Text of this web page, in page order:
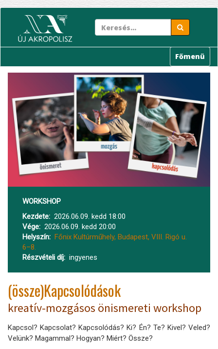
tartalomra
Főmenü
WORKSHOP
Kezdete
2026.06.09. kedd 18:00
Vége
2026.06.09. kedd 20:00
Helyszín
Főnix Kultúrműhely, Budapest, VIII. Rigó u.
6–8.
Részvételi díj
ingyenes
(össze)Kapcsolódások
kreatív-mozgásos önismereti workshop
Kapcsol? Kapcsolat? Kapcsolódás? Ki? Én? Te? Kivel? Veled?
Velünk? Magammal? Hogyan? Miért? Össze?